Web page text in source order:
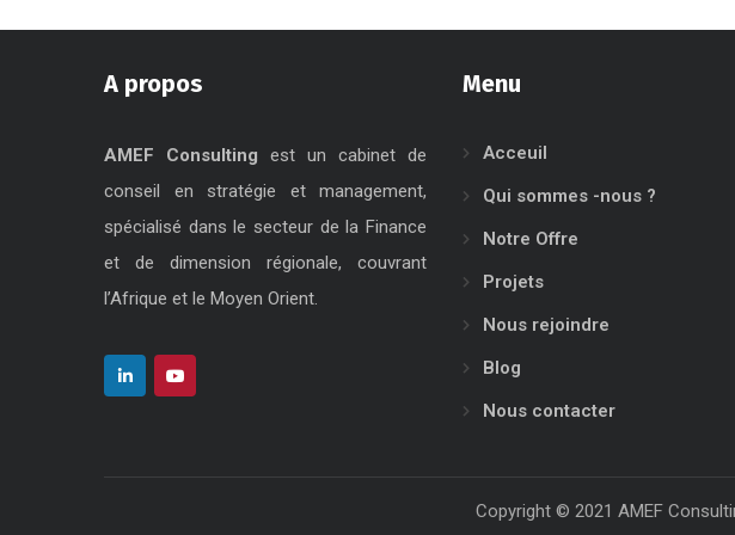
A propos
AMEF Consulting est un cabinet de
conseil en stratégie et management,
spécialisé dans le secteur de la Finance
et de dimension régionale, couvrant
l’Afrique et le Moyen Orient.
Menu
Acceuil
Qui sommes -nous ?
Notre Offre
Projets
Nous rejoindre
Blog
Nous contacter
Copyright © 2021 AMEF